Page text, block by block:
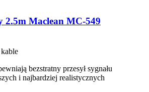
2.5m Maclean MC-549
bezstratny przesył sygnału
i najbardziej realistycznych